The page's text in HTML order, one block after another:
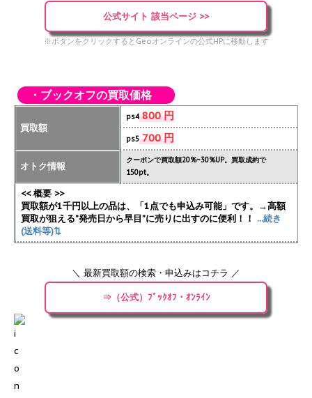
公式サイト 該当ページ >>
※ボタンをクリックするとGeoオンラインの公式HPに移動します
・ブックオフの買取価格
買取額
ps4800 円
ps5700 円
オトク情報
クーポンで買取額20%~30%UP。買取成約で
150pt。
<< 概要 >>
買取額が1千円以上の品は、「1点でも申込み可能」です。→高額
買取が狙える”発売日から早目”に売りに出すのに便利！！ ...続き
(送料等)⇅
＼ 最新買取額の検索・申込みはコチラ ／
⇒（公式）ﾌﾞｯｸｵﾌ・ｵﾝﾗｲﾝ